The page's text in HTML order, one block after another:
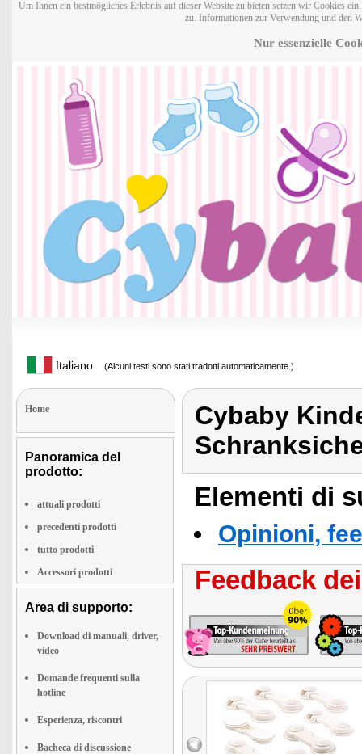
Um Ihnen ein bestmögliches Erlebnis auf dieser Website zu bieten setzen wir Cookies
zu. Informationen zur Verwendung und den
Nur essenzielle
Italiano (Alcuni testi sono stati tradotti automaticamente.)
Home
Panoramica del
prodotto:
attuali prodotti
precedenti prodotti
tutto prodotti
Accessori prodotti
Area di supporto:
Download di manuali, driver,
video
Domande frequenti sulla
hotline
Esperienza, riscontri
Bacheca di discussione
Cybaby
Elementi di
Opinioni,
Feedback